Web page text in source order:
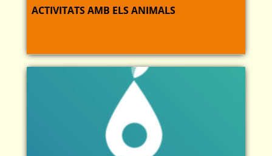
ACTIVITATS AMB ELS ANIMALS